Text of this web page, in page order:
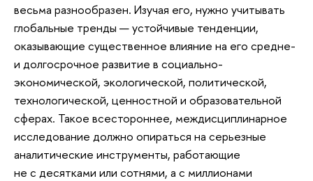
весьма разнообразен. Изучая его, нужно учитывать
глобальные тренды — устойчивые тенденции,
оказывающие существенное влияние на его средне-
и долгосрочное развитие в социально-
экономической, экологической, политической,
технологической, ценностной и образовательной
сферах. Такое всестороннее, междисциплинарное
исследование должно опираться на серьезные
аналитические инструменты, работающие
не с десятками или сотнями, а с миллионами